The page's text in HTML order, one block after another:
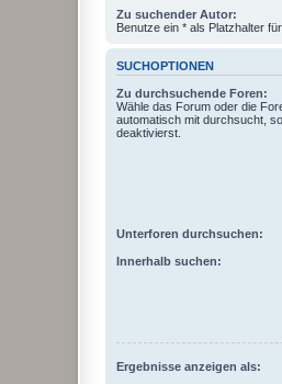
Zu suchender Autor:
Benutze ein * als Platzhalter
SUCHOPTIONEN
Zu durchsuchende Foren:
Wähle das Forum oder die
automatisch mit durchsucht,
deaktivierst.
Unterforen durchsuchen:
Innerhalb suchen:
Ergebnisse anzeigen als: